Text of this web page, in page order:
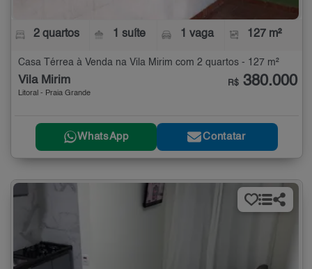
2 quartos 1 suíte 1 vaga 127 m²
Casa Térrea à Venda na Vila Mirim com 2 quartos - 127 m²
Vila Mirim
Litoral - Praia Grande
R$ 380.000
WhatsApp Contatar